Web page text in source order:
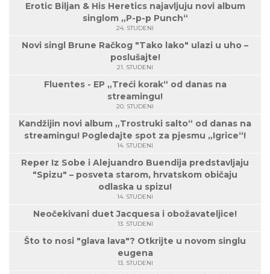
Erotic Biljan & His Heretics najavljuju novi album
singlom „P-p-p Punch“
24. STUDENI
Novi singl Brune Račkog "Tako lako" ulazi u uho –
poslušajte!
21. STUDENI
Fluentes - EP „Treći korak“ od danas na
streamingu!
20. STUDENI
Kandžijin novi album „Trostruki salto“ od danas na
streamingu! Pogledajte spot za pjesmu „Igrice“!
14. STUDENI
Reper Iz Sobe i Alejuandro Buendija predstavljaju
"Spizu" – posveta starom, hrvatskom običaju
odlaska u spizu!
14. STUDENI
Neočekivani duet Jacquesa i obožavateljice!
13. STUDENI
Što to nosi "glava lava"? Otkrijte u novom singlu
eugena
13. STUDENI